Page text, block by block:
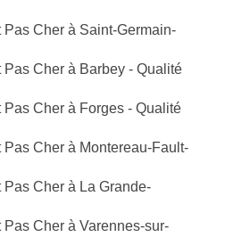
Cher à Saint-Germain-
Cher à Barbey - Qualité
Cher à Forges - Qualité
Cher à Montereau-Fault-
Cher à La Grande-
Cher à Varennes-sur-